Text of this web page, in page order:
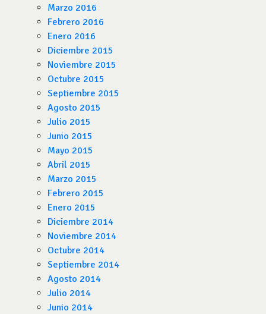
Marzo 2016
Febrero 2016
Enero 2016
Diciembre 2015
Noviembre 2015
Octubre 2015
Septiembre 2015
Agosto 2015
Julio 2015
Junio 2015
Mayo 2015
Abril 2015
Marzo 2015
Febrero 2015
Enero 2015
Diciembre 2014
Noviembre 2014
Octubre 2014
Septiembre 2014
Agosto 2014
Julio 2014
Junio 2014